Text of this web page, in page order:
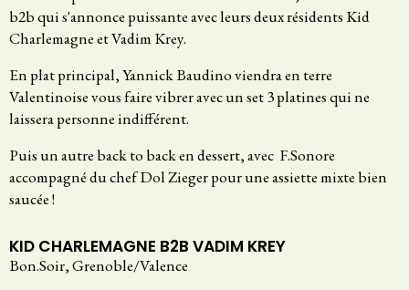
b2b qui s'annonce puissante avec leurs deux résidents Kid
Charlemagne et Vadim Krey.
En plat principal, Yannick Baudino viendra en terre
Valentinoise vous faire vibrer avec un set 3 platines qui ne
laissera personne indifférent.
Puis un autre back to back en dessert, avec F.Sonore
accompagné du chef Dol Zieger pour une assiette mixte bien
saucée !
KID CHARLEMAGNE B2B VADIM KREY
Bon.Soir, Grenoble/Valence